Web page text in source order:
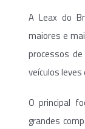
A Leax do
maiores e
processos
veículos
O principal
grandes